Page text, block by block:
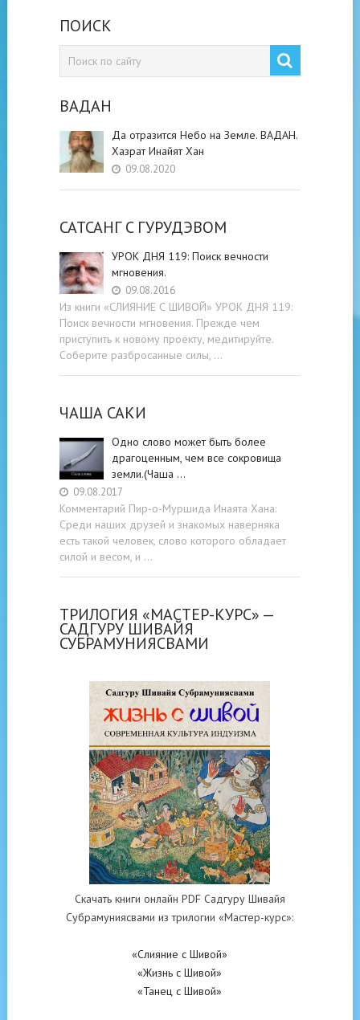
ПОИСК
ВАДАН
Да отразится Небо на Земле. ВАДАН.
Хазрат Инайят Хан
09.08.2020
САТСАНГ C ГУРУДЭВОМ
УРОК ДНЯ 119: Поиск вечности
мгновения.
09.08.2016
Из книги «СЛИЯНИЕ С ШИВОЙ» УРОК ДНЯ 119:
Поиск вечности мгновения. Прежде чем
приступить к новому проекту, медитируйте.
Соберите разбросанные силы, …
ЧАША САКИ
Одно слово может быть более
драгоценным, чем все сокровища
земли.(Чаша …
09.08.2017
Комментарий Пир-о-Муршида Инаята Хана:
Среди наших друзей и знакомых наверняка
есть такой человек, слово которого обладает
силой и весом, и …
ТРИЛОГИЯ «МАСТЕР-КУРС» —
САДГУРУ ШИВАЙЯ
СУБРАМУНИЯСВАМИ
Скачать книги онлайн PDF Садгуру Шивайя
Субрамуниясвами из трилогии «Мастер-курс»:
«Слияние с Шивой»
«Жизнь с Шивой»
«Танец с Шивой»